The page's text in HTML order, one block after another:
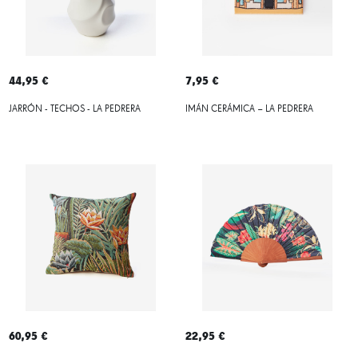
44,95 €
JARRÓN - TECHOS - LA PEDRERA
7,95 €
IMÁN CERÁMICA – LA PEDRERA
60,95 € 22,95 €